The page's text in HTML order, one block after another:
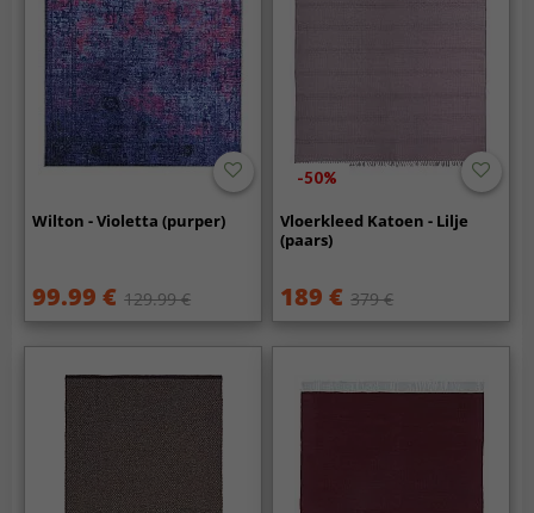
Wilton - Violetta (purper)
99.99 € 129.99 €
-50%
Vloerkleed Katoen - Lilje
(paars)
189 € 379 €